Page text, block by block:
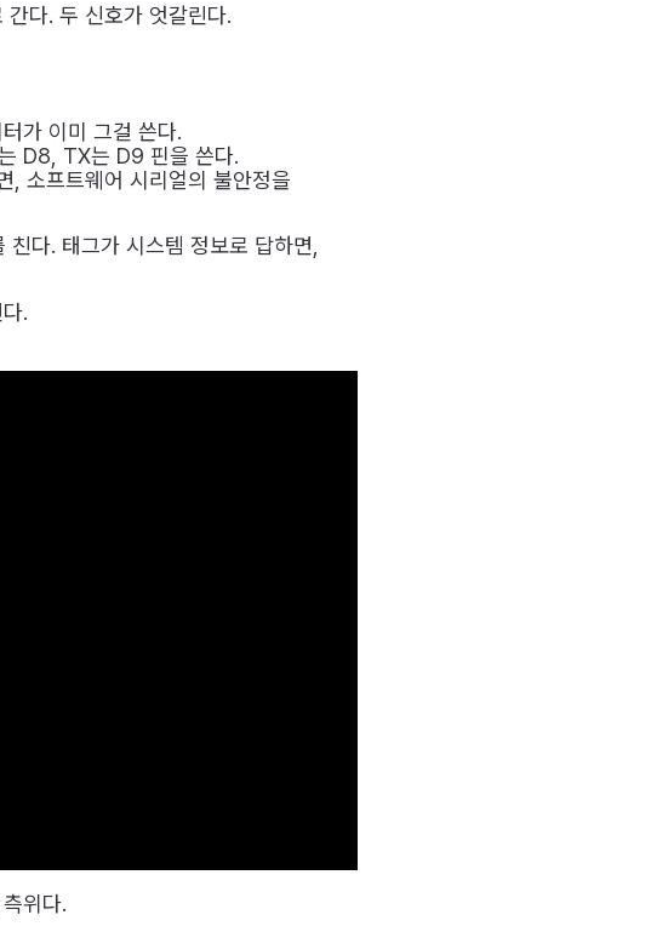
다. 두 신호가 엇갈린다.
가 이미 그걸 쓴다.
D8, TX는 D9 핀을 쓴다.
, 소프트웨어 시리얼의 불안정을
다. 태그가 시스템 정보로 답하면,
.
위다.